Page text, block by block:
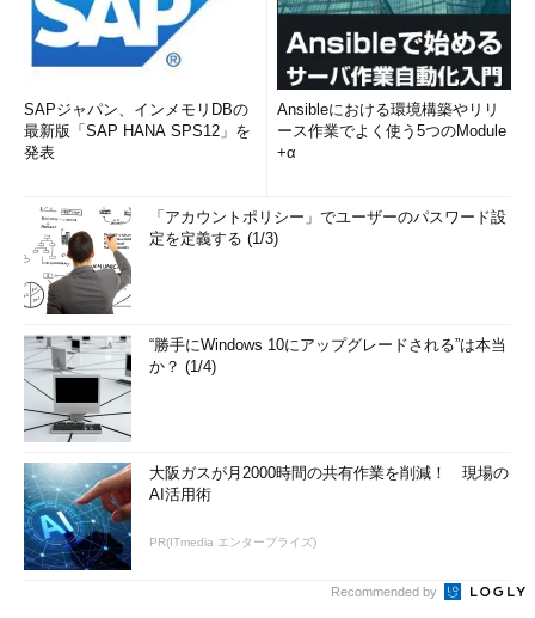
SAPジャパン、インメモリDBの
最新版「SAP HANA SPS12」を
発表
Ansibleにおける環境構築やリリ
ース作業でよく使う5つのModule
+α
「アカウントポリシー」でユーザーのパスワード設
定を定義する (1/3)
“勝手にWindows 10にアップグレードされる”は本当
か？ (1/4)
大阪ガスが月2000時間の共有作業を削減！ 現場の
AI活用術
PR(ITmedia エンタープライズ)
Recommended by